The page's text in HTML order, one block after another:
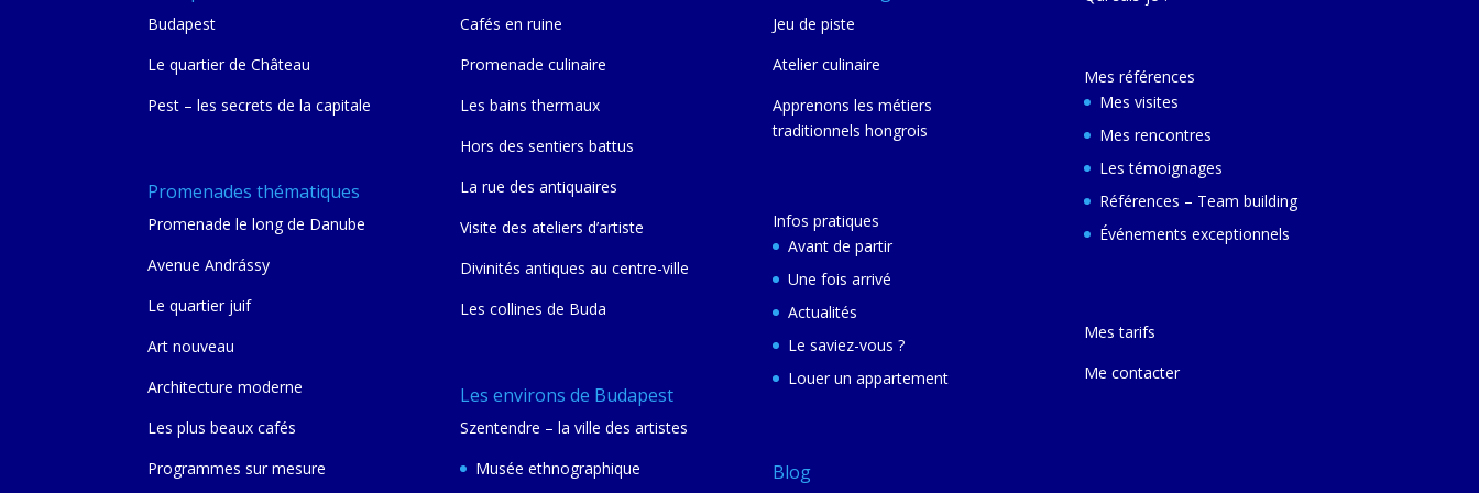
Budapest
Le quartier de Château
Pest – les secrets de la capitale
Promenades thématiques
Promenade le long de Danube
Avenue Andrássy
Le quartier juif
Art nouveau
Architecture moderne
Les plus beaux cafés
Programmes sur mesure
Cafés en ruine
Promenade culinaire
Les bains thermaux
Hors des sentiers battus
La rue des antiquaires
Visite des ateliers d’artiste
Divinités antiques au centre-ville
Les collines de Buda
Les environs de Budapest
Szentendre – la ville des artistes
Musée ethnographique
Jeu de piste
Atelier culinaire
Apprenons les métiers
traditionnels hongrois
Infos pratiques
Avant de partir
Une fois arrivé
Actualités
Le saviez-vous ?
Louer un appartement
Blog
Mes références
Mes visites
Mes rencontres
Les témoignages
Références – Team building
Événements exceptionnels
Mes tarifs
Me contacter